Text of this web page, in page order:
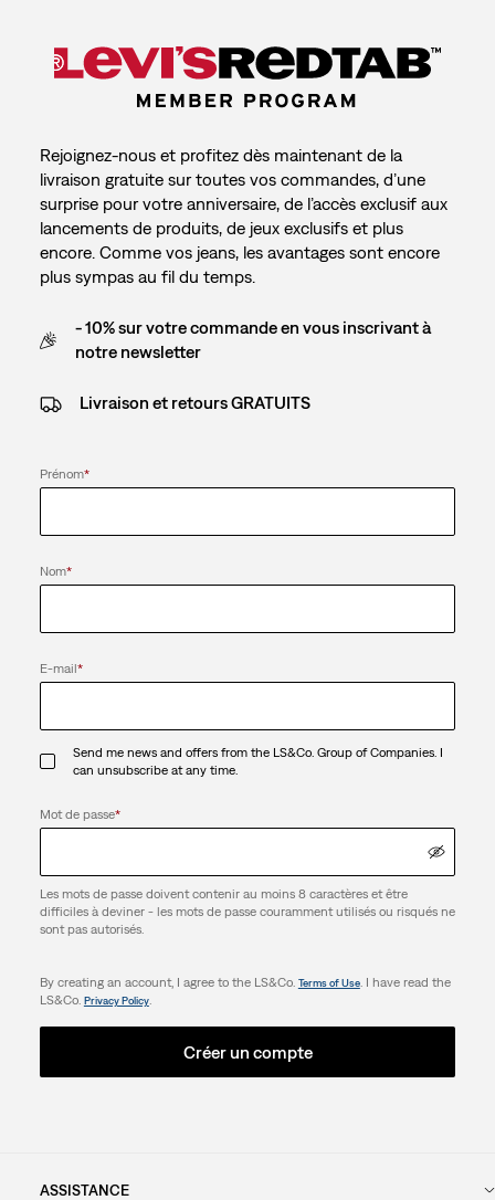
Rejoignez-nous et profitez dès maintenant de la
livraison gratuite sur toutes vos commandes, d’une
surprise pour votre anniversaire, de l’accès exclusif aux
lancements de produits, de jeux exclusifs et plus
encore. Comme vos jeans, les avantages sont encore
plus sympas au fil du temps.
- 10% sur votre commande en vous inscrivant à
notre newsletter
Livraison et retours GRATUITS
Prénom*
Nom*
E-mail*
Send me news and offers from the LS&Co. Group of Companies. I
can unsubscribe at any time.
Mot de passe*
Les mots de passe doivent contenir au moins 8 caractères et être
difficiles à deviner - les mots de passe couramment utilisés ou risqués ne
sont pas autorisés.
By creating an account, I agree to the LS&Co. Terms of Use. I have read the
LS&Co. Privacy Policy.
Créer un compte
ASSISTANCE